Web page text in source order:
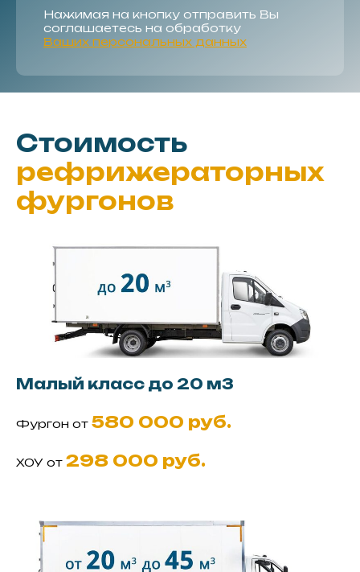
Нажимая на кнопку отправить Вы
соглашаетесь на обработку
Ваших персональных данных
Стоимость
рефрижераторных
фургонов
Малый класс до 20 м3
Фургон от 580 000 руб.
ХОУ от 298 000 руб.